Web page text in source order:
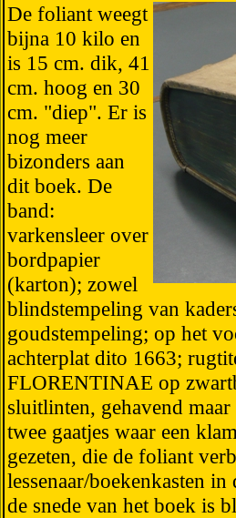
De foliant weegt
bijna 10 kilo en
is 15 cm. dik, 41
cm. hoog en 30
cm. "diep". Er is
nog meer
bizonders aan
dit boek. De
band:
varkensleer over
bordpapier
(karton); zowel
blindstempeling van
goudstempeling; op het
achterplat dito 1663;
FLORENTINAE op
sluitlinten, gehavend
twee gaatjes waar een
gezeten, die de foliant
lessenaar/boekenkasten
de snede van het boek is